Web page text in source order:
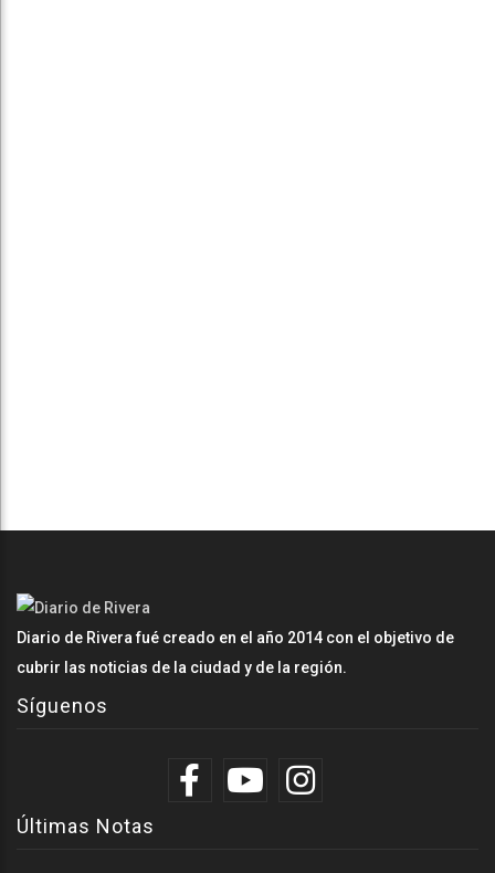
Diario de Rivera fué creado en el año 2014 con el objetivo de
cubrir las noticias de la ciudad y de la región.
Síguenos
Últimas Notas